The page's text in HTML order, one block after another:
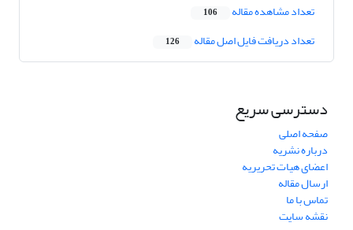
تعداد مشاهده مقاله 106
تعداد دریافت فایل اصل مقاله 126
دسترسی سریع
صفحه اصلی
درباره نشریه
اعضای هیات تحریریه
ارسال مقاله
تماس با ما
نقشه سایت